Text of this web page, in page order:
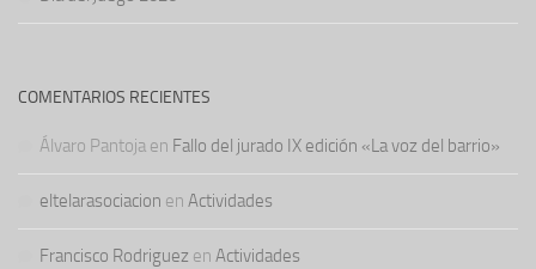
COMENTARIOS RECIENTES
Álvaro Pantoja en Fallo del jurado IX edición «La voz del barrio»
eltelarasociacion en Actividades
Francisco Rodriguez en Actividades